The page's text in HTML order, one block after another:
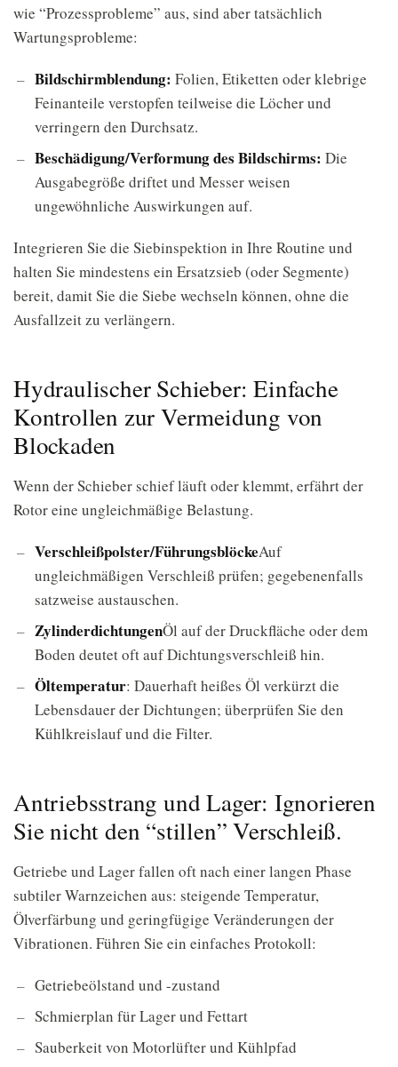
wie “Prozessprobleme” aus, sind aber tatsächlich
Wartungsprobleme:
Bildschirmblendung: Folien, Etiketten oder klebrige
Feinanteile verstopfen teilweise die Löcher und
verringern den Durchsatz.
Beschädigung/Verformung des Bildschirms: Die
Ausgabegröße driftet und Messer weisen
ungewöhnliche Auswirkungen auf.
Integrieren Sie die Siebinspektion in Ihre Routine und
halten Sie mindestens ein Ersatzsieb (oder Segmente)
bereit, damit Sie die Siebe wechseln können, ohne die
Ausfallzeit zu verlängern.
Hydraulischer Schieber: Einfache
Kontrollen zur Vermeidung von
Blockaden
Wenn der Schieber schief läuft oder klemmt, erfährt der
Rotor eine ungleichmäßige Belastung.
Verschleißpolster/FührungsblöckeAuf
ungleichmäßigen Verschleiß prüfen; gegebenenfalls
satzweise austauschen.
ZylinderdichtungenÖl auf der Druckfläche oder dem
Boden deutet oft auf Dichtungsverschleiß hin.
Öltemperatur: Dauerhaft heißes Öl verkürzt die
Lebensdauer der Dichtungen; überprüfen Sie den
Kühlkreislauf und die Filter.
Antriebsstrang und Lager: Ignorieren
Sie nicht den “stillen” Verschleiß.
Getriebe und Lager fallen oft nach einer langen Phase
subtiler Warnzeichen aus: steigende Temperatur,
Ölverfärbung und geringfügige Veränderungen der
Vibrationen. Führen Sie ein einfaches Protokoll:
Getriebeölstand und -zustand
Schmierplan für Lager und Fettart
Sauberkeit von Motorlüfter und Kühlpfad